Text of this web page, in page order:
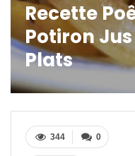
Recette
Potiron
Plats
0
344